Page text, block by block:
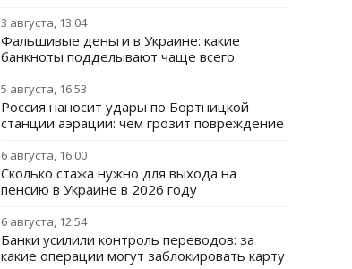
3 августа, 13:04
Фальшивые деньги в Украине: какие
банкноты подделывают чаще всего
5 августа, 16:53
Россия наносит удары по Бортницкой
станции аэрации: чем грозит повреждение
6 августа, 16:00
Сколько стажа нужно для выхода на
пенсию в Украине в 2026 году
6 августа, 12:54
Банки усилили контроль переводов: за
какие операции могут заблокировать карту